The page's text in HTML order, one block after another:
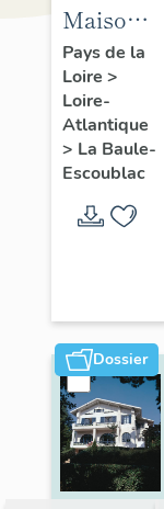
Maisons
dites
villas
balnéaires
et
immeubles
logements
de La
Baule-
Escoublac
Pays de la
Loire >
Loire-
Atlantique
> La Baule-
Escoublac
Dossier